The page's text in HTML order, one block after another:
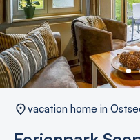
vacation home in